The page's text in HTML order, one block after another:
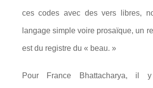
ces codes avec des vers libres,
langage simple voire prosaïque, un
est du registre du « beau. »
Pour France Bhattacharya, il